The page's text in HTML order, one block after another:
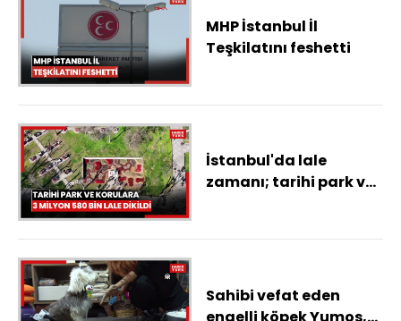
MHP İstanbul İl
Teşkilatını feshetti
İstanbul'da lale
zamanı; tarihi park ve
Sahibi vefat eden
engelli köpek Yumoş,